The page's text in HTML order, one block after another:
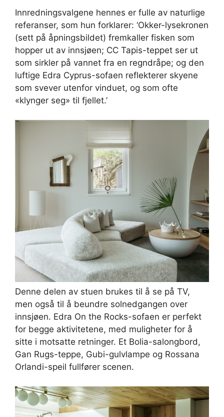
Innredningsvalgene hennes er fulle av naturlige
referanser, som hun forklarer: ‘Okker-lysekronen
(sett på åpningsbildet) fremkaller fisken som
hopper ut av innsjøen; CC Tapis-teppet ser ut
som sirkler på vannet fra en regndråpe; og den
luftige Edra Cyprus-sofaen reflekterer skyene
som svever utenfor vinduet, og som ofte
«klynger seg» til fjellet.’
Denne delen av stuen brukes til å se på TV,
men også til å beundre solnedgangen over
innsjøen. Edra On the Rocks-sofaen er perfekt
for begge aktivitetene, med muligheter for å
sitte i motsatte retninger. Et Bolia-salongbord,
Gan Rugs-teppe, Gubi-gulvlampe og Rossana
Orlandi-speil fullfører scenen.